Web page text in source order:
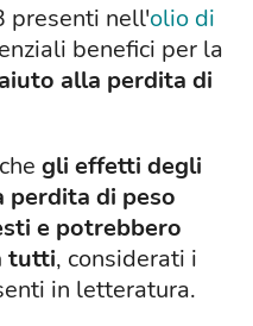
presenti nell'olio di
benefici per la
alla perdita di
gli effetti degli
di peso
e potrebbero
tutti, considerati i
in letteratura.